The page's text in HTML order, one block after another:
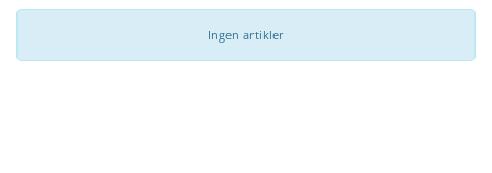
Ingen artikler